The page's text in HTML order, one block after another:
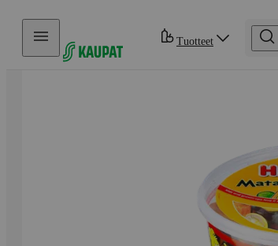
Hyppää sisältöön
Tuotteet